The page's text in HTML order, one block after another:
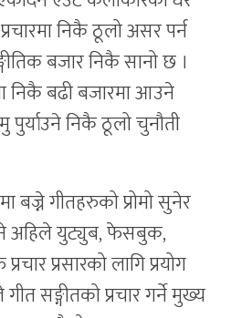
निकै ठूलो असर पर्न
बजार निकै सानो छ ।
निकै बढी बजारमा आउने
पुर्याउने निकै ठूलो चुनौती
बज्ने गीतहरुको प्रोमो सुनेर
भने अहिले युट्युब, फेसबुक,
प्रसारको लागि प्रयोग
सङ्गीतको प्रचार गर्ने मुख्य